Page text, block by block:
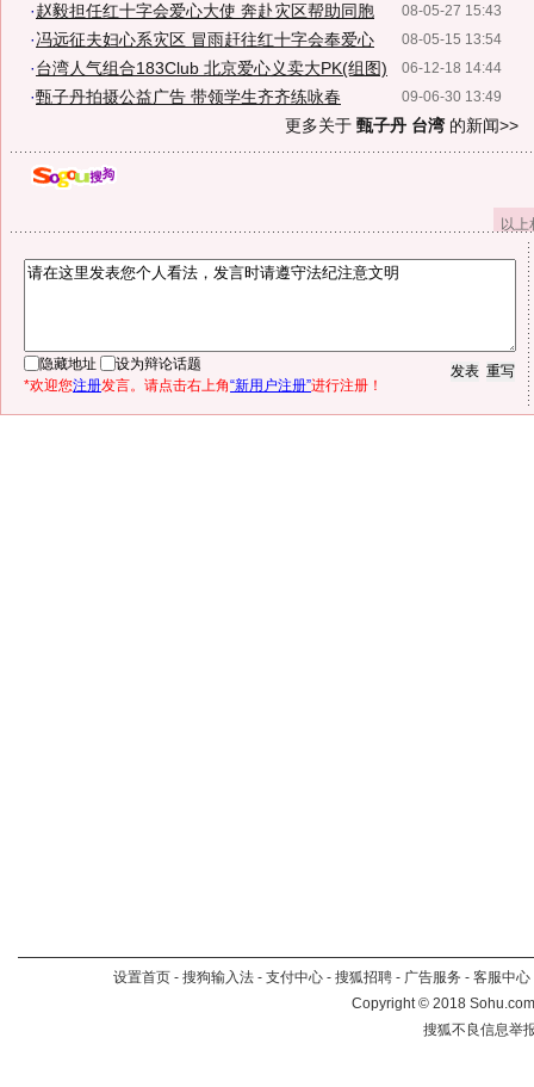
08-05-27 15:43
·赵毅担任红十字会爱心大使 奔赴灾区帮助同胞
08-05-15 13:54
·冯远征夫妇心系灾区 冒雨赶往红十字会奉爱心
06-12-18 14:44
·台湾人气组合183Club 北京爱心义卖大PK(组图)
09-06-30 13:49
·甄子丹拍摄公益广告 带领学生齐齐练咏春
更多关于 甄子丹 台湾的新闻>>
以
隐藏地址
设为辩论话题
*欢迎您注册发言。请点击右上角“新用户注册”进行注册！
设置首页 - 搜狗输入法 - 支付中心 - 搜狐招聘 - 广告服务 - 客服中心
Copyright©2018
搜狐不良信息举